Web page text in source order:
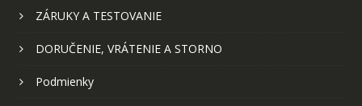
ZÁRUKY A TESTOVANIE
DORUČENIE, VRÁTENIE A STORNO
Podmienky